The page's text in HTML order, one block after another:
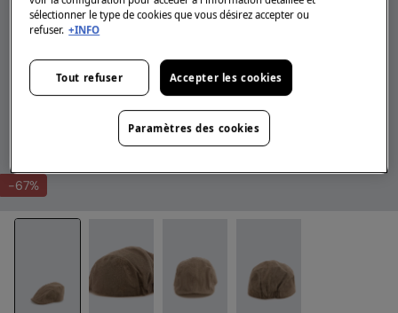
-67%
sélectionner le type de cookies que vous désirez accepter ou
refuser. +INFO
Tout refuser Accepter les cookies
Paramètres des cookies